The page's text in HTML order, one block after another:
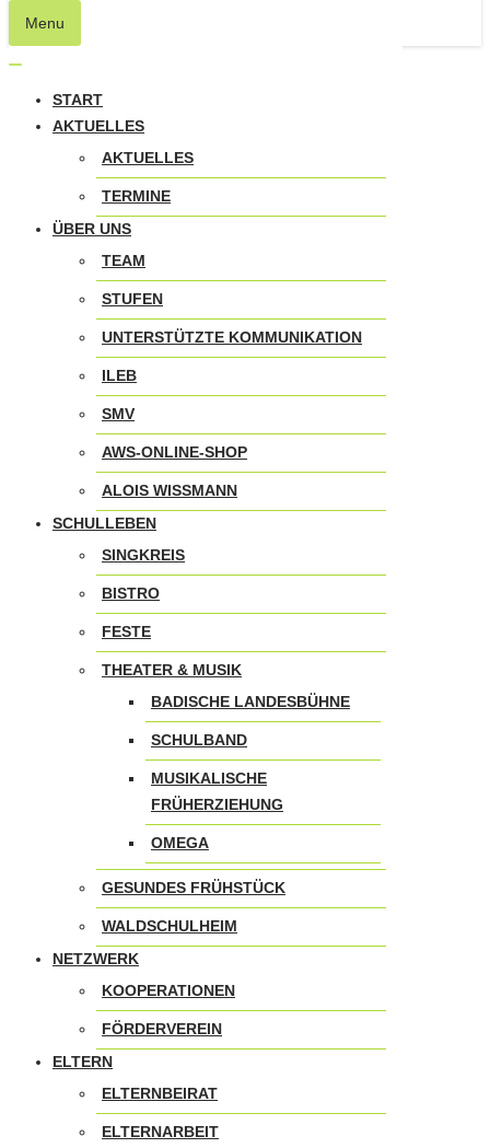
Menu
Navigation
umschalten
START
AKTUELLES
AKTUELLES
TERMINE
ÜBER UNS
TEAM
STUFEN
UNTERSTÜTZTE KOMMUNIKATION
ILEB
SMV
AWS-ONLINE-SHOP
ALOIS WISSMANN
SCHULLEBEN
SINGKREIS
BISTRO
FESTE
THEATER & MUSIK
BADISCHE LANDESBÜHNE
SCHULBAND
MUSIKALISCHE
FRÜHERZIEHUNG
OMEGA
GESUNDES FRÜHSTÜCK
WALDSCHULHEIM
NETZWERK
KOOPERATIONEN
FÖRDERVEREIN
ELTERN
ELTERNBEIRAT
ELTERNARBEIT